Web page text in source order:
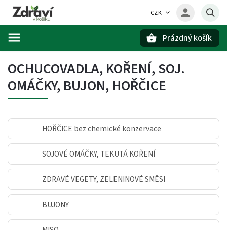
CZK
Prázdný košík
OCHUCOVADLA, KOŘENÍ, SOJ.
OMÁČKY, BUJON, HOŘČICE
HOŘČICE bez chemické konzervace
SOJOVÉ OMÁČKY, TEKUTÁ KOŘENÍ
ZDRAVÉ VEGETY, ZELENINOVÉ SMĚSI
BUJONY